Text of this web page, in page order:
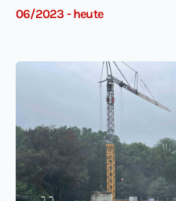
06/2023 - heute